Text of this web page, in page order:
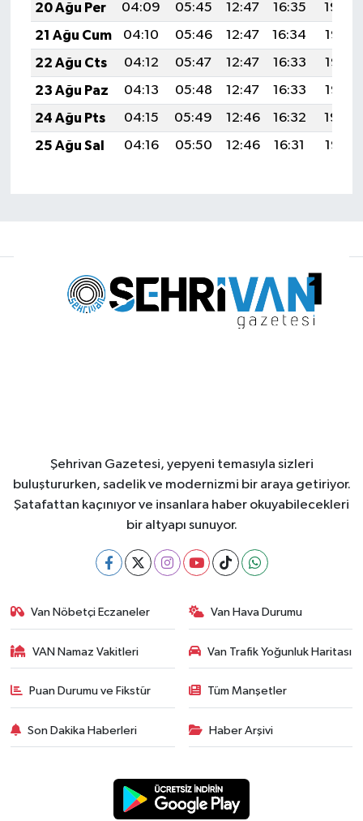
20 Ağu Per
04:09 05:45 12:47 16:35
19:40
21 Ağu Cum
04:10 05:46 12:47 16:34
19:38
22 Ağu Cts
04:12 05:47 12:47 16:33
19:37
23 Ağu Paz
04:13 05:48 12:47 16:33
19:35
24 Ağu Pts
04:15 05:49 12:46 16:32
19:34
25 Ağu Sal
04:16 05:50 12:46 16:31 19:32
Şehrivan Gazetesi, yepyeni temasıyla sizleri
buluştururken, sadelik ve modernizmi bir araya getiriyor.
Şatafattan kaçınıyor ve insanlara haber okuyabilecekleri
bir altyapı sunuyor.
Van Nöbetçi Eczaneler Van Hava Durumu
VAN Namaz Vakitleri Van Trafik Yoğunluk Haritası
Puan Durumu ve Fikstür Tüm Manşetler
Son Dakika Haberleri Haber Arşivi